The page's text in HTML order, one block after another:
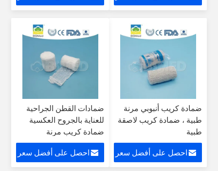
ضمادة كريب أنبوبي مرنة
طبية ، ضمادة كريب لاصقة
طبية
احصل على أفضل سعر
ضمادات القطن الجراحية
للعناية بالجروح العكسية
ضمادة كريب مرنة
احصل على أفضل سعر